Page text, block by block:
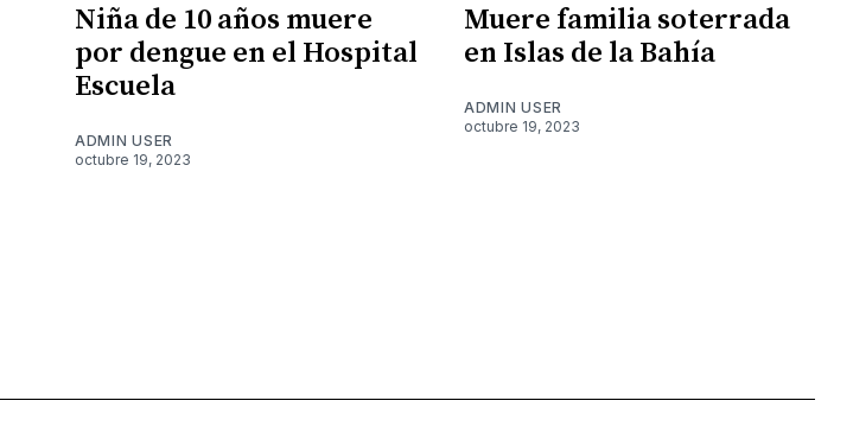
Niña de 10 años muere
por dengue en el Hospital
Escuela
ADMIN USER
octubre 19, 2023
Muere familia soterrada
en Islas de la Bahía
ADMIN USER
octubre 19, 2023